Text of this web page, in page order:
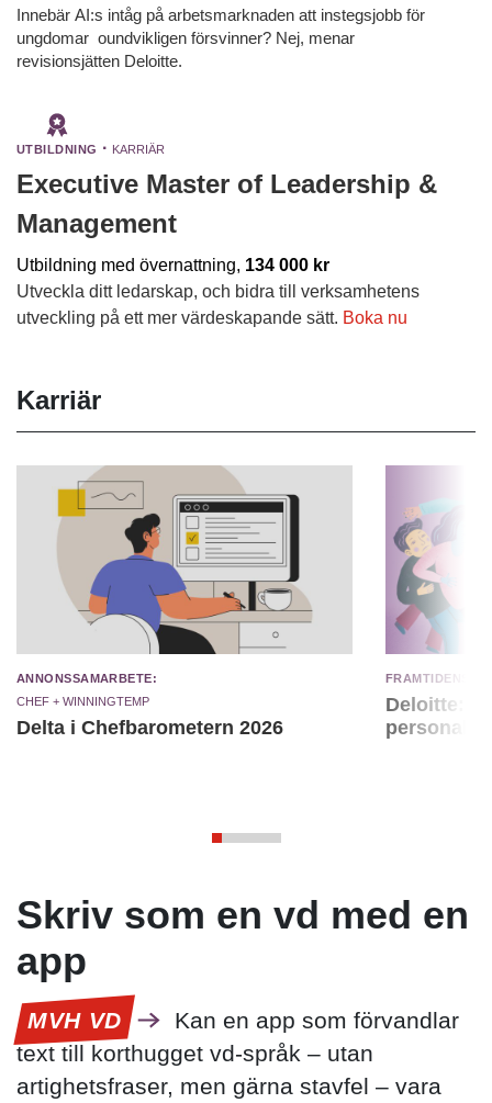
Innebär AI:s intåg på arbetsmarknaden att instegsjobb för
ungdomar oundvikligen försvinner? Nej, menar
revisionsjätten Deloitte.
Utbildning · Karriär
Executive Master of Leadership &
Management
Utbildning med övernattning, 134 000 kr
Utveckla ditt ledarskap, och bidra till verksamhetens
utveckling på ett mer värdeskapande sätt. Boka nu
Karriär
Annonssamarbete:
Chef + Winningtemp
Delta i Chefbarometern 2026
Framtidens
Deloitte:
personal
Skriv som en vd med en
app
MVH VD
Kan en app som förvandlar
text till korthugget vd-språk – utan
artighetsfraser, men gärna stavfel – vara